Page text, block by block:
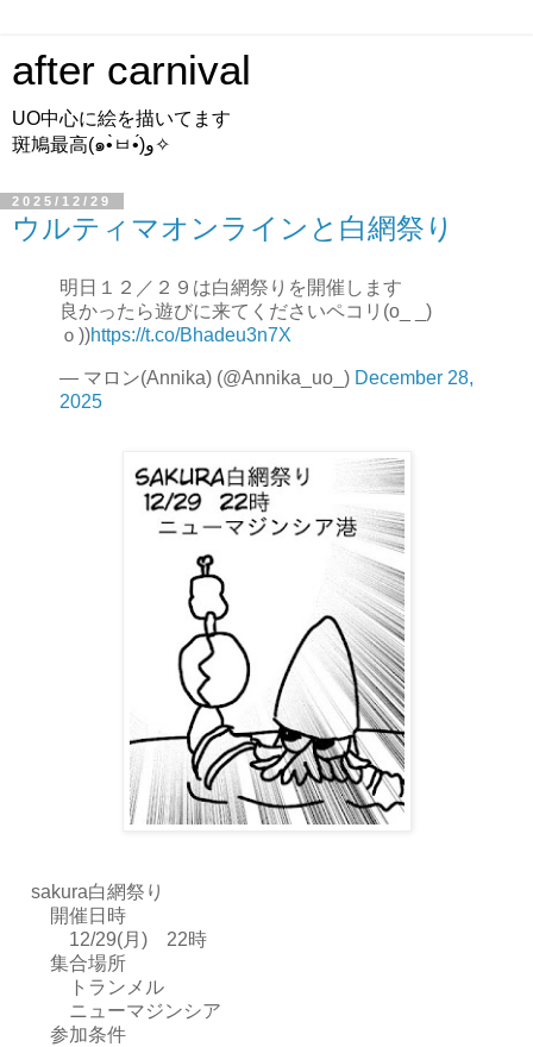
after carnival
UO中心に絵を描いてます
斑鳩最高(๑•̀ㅂ•́)و✧
2025/12/29
ウルティマオンラインと白網祭り
明日１２／２９は白網祭りを開催します
良かったら遊びに来てくださいペコリ(o_ _)
ｏ))https://t.co/Bhadeu3n7X
— マロン(Annika) (@Annika_uo_) December 28,
2025
sakura白網祭り
開催日時
12/29(月) 22時
集合場所
トランメル
ニューマジンシア
参加条件